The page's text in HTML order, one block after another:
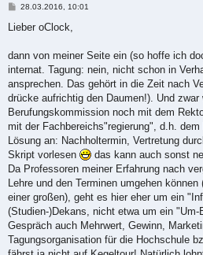
B
i
a
28.03.2016, 10:01
Lieber oClock,
dann von meiner Seite ein (so hoffe ich
internat. Tagung: nein, nicht schon in
ansprechen. Das gehört in die Zeit nach
drücke aufrichtig den Daumen!). Und
Berufungskommission noch mit dem
mit der Fachbereichs"regierung", d.h.
Lösung an: Nachholtermin, Vertretung
Skript vorlesen
das kann auch sonst
Da Professoren meiner Erfahrung nach
Lehre und den Terminen umgehen
einer großen), geht es hier eher um ein
(Studien-)Dekans, nicht etwa um ein "Um-
Gespräch auch Mehrwert, Gewinn,
Tagungsorganisation für die Hochschule